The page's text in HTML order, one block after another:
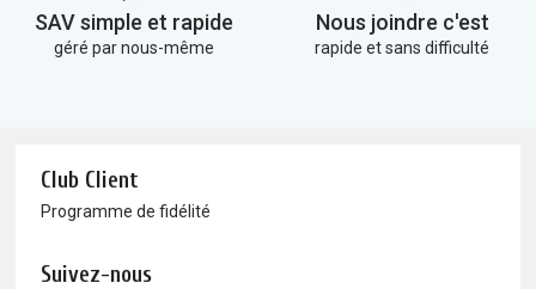
SAV simple et rapide
géré par nous-même
Nous joindre c'est
rapide et sans difficulté
Club Client
Programme de fidélité
Suivez-nous